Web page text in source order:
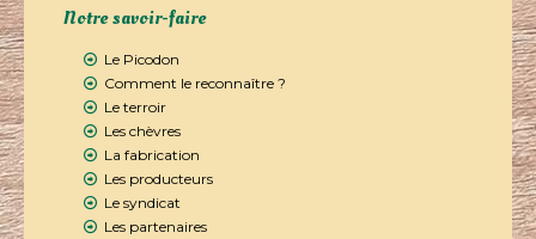
Notre savoir-faire
Le Picodon
Comment le reconnaître ?
Le terroir
Les chèvres
La fabrication
Les producteurs
Le syndicat
Les partenaires